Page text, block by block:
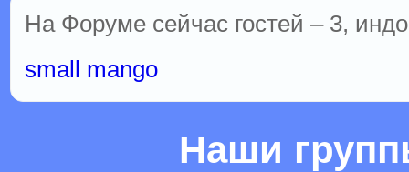
На Форуме сейчас гостей – 3,
small mango
Наши